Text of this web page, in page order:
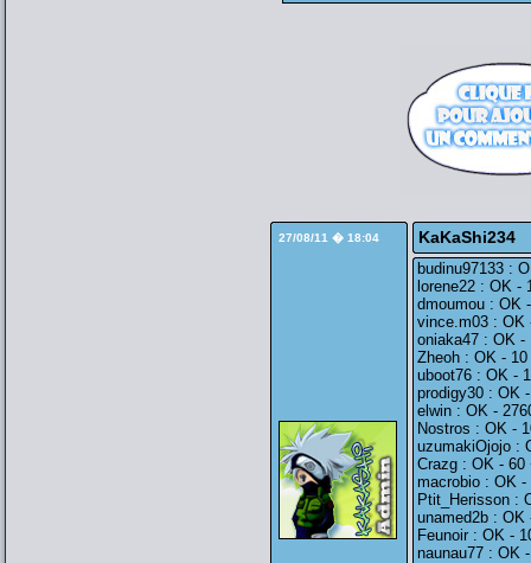
27/08/11 � 18:04 KaKaShi234
budinu97133 :
lorene22 : OK -
dmoumou : OK
vince.m03 : OK
oniaka47 : OK -
Zheoh : OK -
uboot76 : OK -
prodigy30 : OK
elwin : OK -
Nostros : OK -
uzumakiOjojo :
Crazg : OK - 60
macrobio : OK -
Ptit_Herisson :
unamed2b : OK
Feunoir : OK -
naunau77 : OK